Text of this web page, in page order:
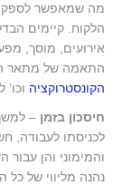
מה שמאפשר לספק
הלקוח. קיימים
אירועים, מוסך,
התאמה של מתאר
הקונסטרוקציה
חיסכון בזמן –
לכניסתו לעבודה,
והמימוני והן
נהנה מליווי של כל